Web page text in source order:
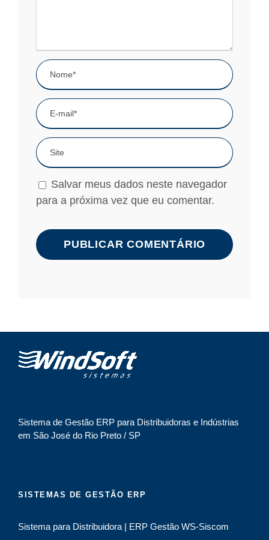
Salvar meus dados neste navegador
para a próxima vez que eu comentar.
n
v
e
Sistema de Gestão ERP para Distribuidoras e Indústrias
em São José do Rio Preto / SP
SISTEMAS DE GESTÃO ERP
Sistema para Distribuidora | ERP Gestão WS-Siscom